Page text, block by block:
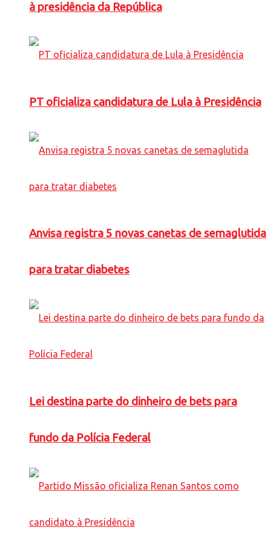
à presidência da República
PT oficializa candidatura de Lula à Presidência
Anvisa registra 5 novas canetas de semaglutida
para tratar diabetes
Lei destina parte do dinheiro de bets para
fundo da Polícia Federal